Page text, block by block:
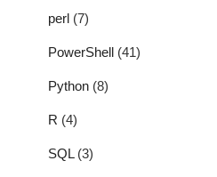
perl (7)
PowerShell (41)
Python (8)
R (4)
SQL(3)